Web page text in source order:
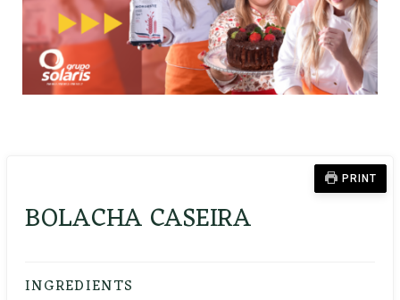
PRINT
BOLACHA CASEIRA
INGREDIENTS